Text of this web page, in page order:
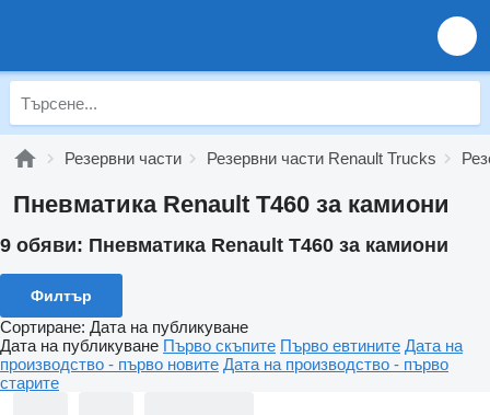
Резервни части Резервни части Renault Trucks
Пневматика Renault T460 за камиони
9 обяви: Пневматика Renault T460 за камиони
Филтър
Сортиране: Дата на публикуване
Дата на публикуване Първо скъпите Първо евтините Дата на
производство - първо новите Дата на производство - първо
старите